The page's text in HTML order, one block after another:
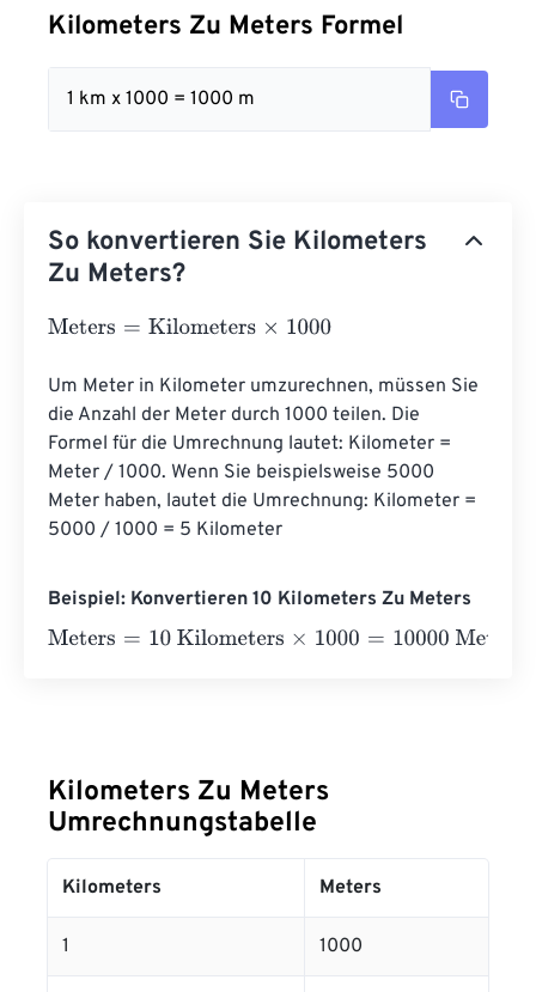
Kilometers Zu Meters Formel
1 km x 1000 = 1000 m
So konvertieren Sie Kilometers
Zu Meters?
Meters= Kilometers×1000
Um Meter in Kilometer umzurechnen, müssen Sie
die Anzahl der Meter durch 1000 teilen. Die
Formel für die Umrechnung lautet: Kilometer =
Meter / 1000. Wenn Sie beispielsweise 5000
Meter haben, lautet die Umrechnung: Kilometer =
5000 / 1000 = 5 Kilometer
Beispiel: Konvertieren 10 Kilometers Zu Meters
Meters= 10 Kilometers×1000= 10000 Meters
Kilometers Zu Meters
Umrechnungstabelle
Kilometers Meters
1 1000